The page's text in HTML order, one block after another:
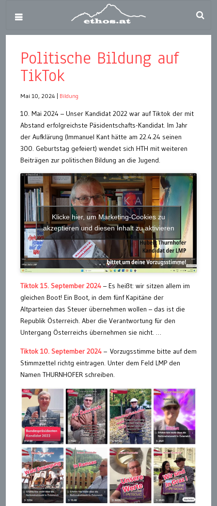
Politische Bildung auf
TikTok
Mai 10, 2024 Bildung
10. Mai 2024 – Unser Kandidat 2022 war auf Tiktok der mit
Abstand erfolgreichste Päsidentschafts-Kandidat. Im Jahr
der Aufklärung (Immanuel Kant hätte am 22.4.24 seinen
300. Geburtstag gefeiert) wendet sich HTH mit weiteren
Beiträgen zur politischen Bildung an die Jugend.
Klicke hier, um Marketing-Cookies zu
akzeptieren und diesen Inhalt zu aktivieren
Tiktok 15. September 2024 – Es heißt: wir sitzen allem im
gleichen Boot! Ein Boot, in dem fünf Kapitäne der
Altparteien das Steuer übernehmen wollen – das ist die
Republik Österreich. Aber die Verantwortung für den
Untergang Österreichs übernehmen sie nicht. …
Tiktok 10. September 2024 – Vorzugsstimme bitte auf dem
Stimmzettel richtg eintragen. Unter dem Feld LMP den
Namen THURNHOFER schreiben.